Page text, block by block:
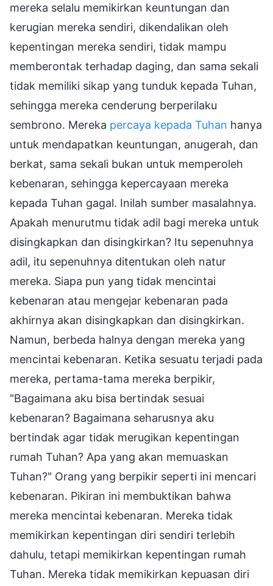
mereka selalu memikirkan keuntungan dan
kerugian mereka sendiri, dikendalikan oleh
kepentingan mereka sendiri, tidak mampu
memberontak terhadap daging, dan sama sekali
tidak memiliki sikap yang tunduk kepada Tuhan,
sehingga mereka cenderung berperilaku
sembrono. Mereka percaya kepada Tuhan hanya
untuk mendapatkan keuntungan, anugerah, dan
berkat, sama sekali bukan untuk memperoleh
kebenaran, sehingga kepercayaan mereka
kepada Tuhan gagal. Inilah sumber masalahnya.
Apakah menurutmu tidak adil bagi mereka untuk
disingkapkan dan disingkirkan? Itu sepenuhnya
adil, itu sepenuhnya ditentukan oleh natur
mereka. Siapa pun yang tidak mencintai
kebenaran atau mengejar kebenaran pada
akhirnya akan disingkapkan dan disingkirkan.
Namun, berbeda halnya dengan mereka yang
mencintai kebenaran. Ketika sesuatu terjadi pada
mereka, pertama-tama mereka berpikir,
"Bagaimana aku bisa bertindak sesuai
kebenaran? Bagaimana seharusnya aku
bertindak agar tidak merugikan kepentingan
rumah Tuhan? Apa yang akan memuaskan
Tuhan?" Orang yang berpikir seperti ini mencari
kebenaran. Pikiran ini membuktikan bahwa
mereka mencintai kebenaran. Mereka tidak
memikirkan kepentingan diri sendiri terlebih
dahulu, tetapi memikirkan kepentingan rumah
Tuhan. Mereka tidak memikirkan kepuasan diri